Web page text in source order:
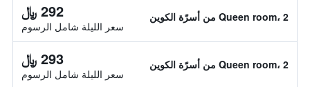
Queen room، 2 من أسرّة الكوين 292 ﷼
سعر الليلة شامل الرسوم
Queen room، 2 من أسرّة الكوين 293 ﷼
سعر الليلة شامل الرسوم